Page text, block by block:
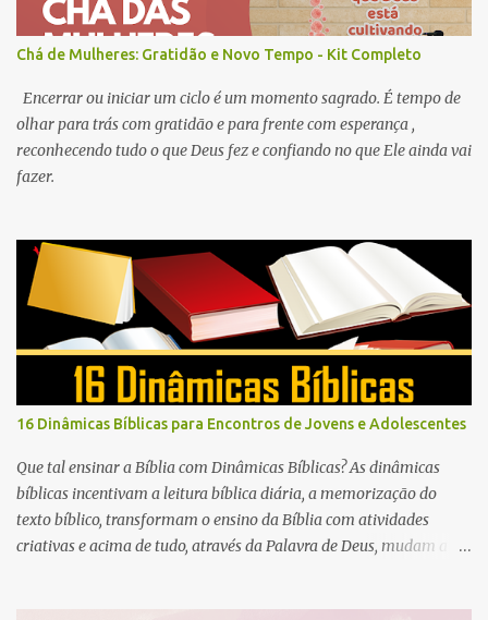
Chá de Mulheres: Gratidão e Novo Tempo - Kit Completo
Encerrar ou iniciar um ciclo é um momento sagrado. É tempo de
olhar para trás com gratidão e para frente com esperança ,
reconhecendo tudo o que Deus fez e confiando no que Ele ainda vai
fazer.
16 Dinâmicas Bíblicas para Encontros de Jovens e Adolescentes
Que tal ensinar a Bíblia com Dinâmicas Bíblicas? As dinâmicas
bíblicas incentivam a leitura bíblica diária, a memorização do
texto bíblico, transformam o ensino da Bíblia com atividades
criativas e acima de tudo, através da Palavra de Deus, mudam a